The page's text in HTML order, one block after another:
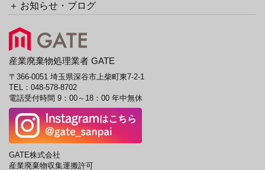
お知らせ・ブログ
産業廃棄物処理業者 GATE
〒366-0051 埼玉県深谷市上柴町東7-2-1
TEL： 048-578-8702
電話受付時間 9：00～18：00 年中無休
GATE株式会社
産業廃棄物収集運搬許可